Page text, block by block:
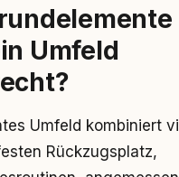
Umfeld
Umfeld kombiniert
Rückzugsplatz,